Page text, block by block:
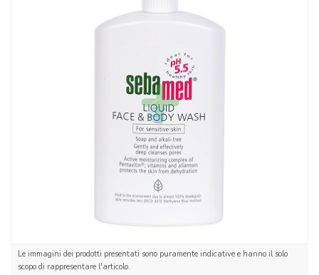
Sebapharma Linea Corpo Sebamed Liquido Viso Corpo Sapone
Le immagini dei prodotti presentati sono puramente indicative e hanno il solo
scopo di rappresentare l'articolo.